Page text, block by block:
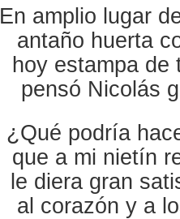
En amplio lugar
antaño huerta
hoy estampa de
pensó Nicolás
¿Qué podría
que a mi nietín
le diera gran
al corazón y a